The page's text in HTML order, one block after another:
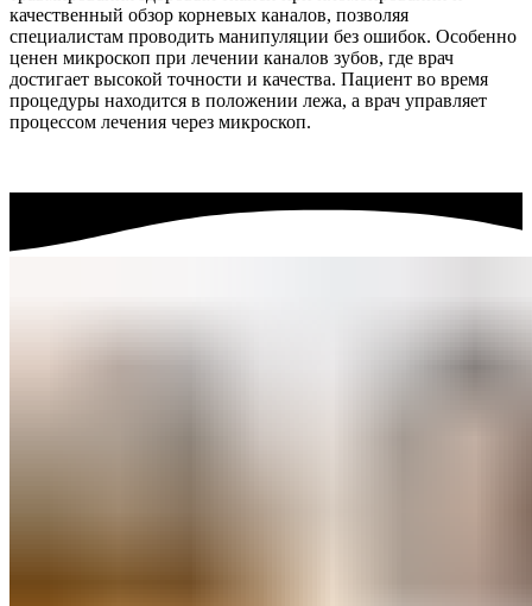
качественный обзор корневых каналов, позволяя
специалистам проводить манипуляции без ошибок. Особенно
ценен микроскоп при лечении каналов зубов, где врач
достигает высокой точности и качества. Пациент во время
процедуры находится в положении лежа, а врач управляет
процессом лечения через микроскоп.